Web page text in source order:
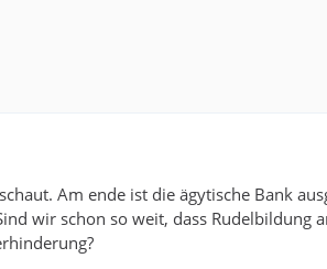
Am ende ist die ägytische Bank
wir schon so weit, dass Rudelbildung